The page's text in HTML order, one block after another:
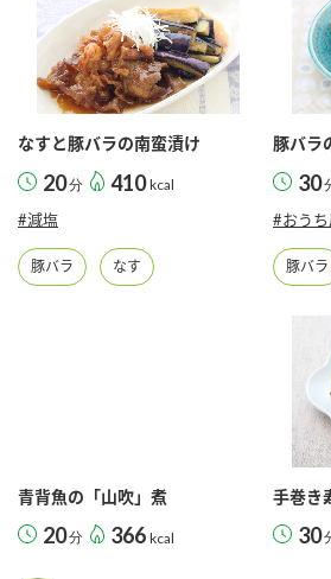
納豆
千夜
スペシャルサイト
納豆の豆知識
鍋奉行マニュアル
MIM（ミツカンミュージ
各部門が大切にしている
おいしさと健康への取り
販売終了製品のご案内
よくあるご質問
お問い合わせ
地図から取り扱い店舗を探す
なすと豚バラの南蛮漬け
20分 410 kcal
#減塩
豚バラ なす
豚バラ
30
#おう
豚バラ
青背魚の「山吹」煮
20分 366 kcal
手巻き
30